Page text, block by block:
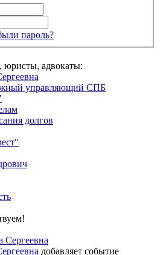
пароль?
адвокаты:
управляющий СПБ
долгов
добавляет событие